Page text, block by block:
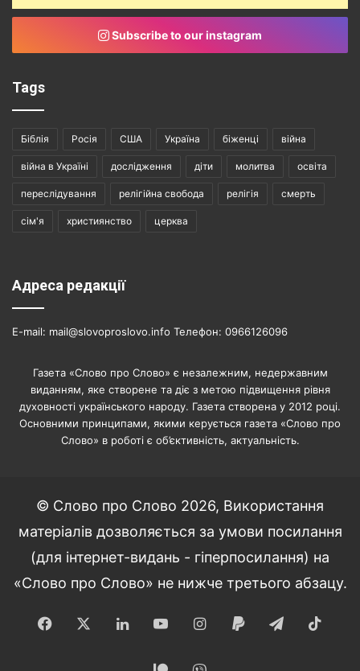
Subscribe to our instagram
Tags
Біблія Росія США Україна біженці війна
війна в Україні дослідження діти молитва освіта
переслідування релігійна свобода релігія смерть
сім'я християнство церква
Адреса редакції
E-mail: mail@slovoproslovo.info Телефон: 0966126096
Газета «Слово про Слово» є незалежним, недержавним
виданням, яке створене та діє з метою підвищення рівня
духовності українського народу. Газета створена у 2012 році.
Основними принципами, якими керується газета «Слово про
Слово» в роботі є об’єктивність, актуальність.
© Слово про Слово 2026, Використання
матеріалів дозволяється за умови посилання
(для інтернет-видань - гіперпосилання) на
«Слово про Слово» не нижче третього абзацу.
Facebook LinkedInYouTubeInstagram
Paypal Telegram